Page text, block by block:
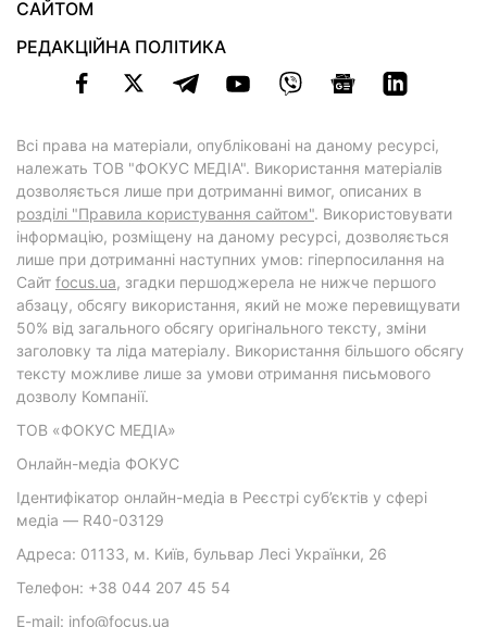
САЙТОМ
РЕДАКЦІЙНА ПОЛІТИКА
Всі права на матеріали, опубліковані на даному ресурсі,
належать ТОВ "ФОКУС МЕДІА". Використання матеріалів
дозволяється лише при дотриманні вимог, описаних в
розділі "Правила користування сайтом". Використовувати
інформацію, розміщену на даному ресурсі, дозволяється
лише при дотриманні наступних умов: гіперпосилання на
Cайт focus.ua, згадки першоджерела не нижче першого
абзацу, обсягу використання, який не може перевищувати
50% від загального обсягу оригінального тексту, зміни
заголовку та ліда матеріалу. Використання більшого обсягу
тексту можливе лише за умови отримання письмового
дозволу Компанії.
ТОВ «ФОКУС МЕДІА»
Онлайн-медіа ФОКУС
Ідентифікатор онлайн-медіа в Реєстрі суб’єктів у сфері
медіа — R40-03129
Адреса: 01133, м. Київ, бульвар Лесі Українки, 26
Телефон: +38 044 207 45 54
E-mail: info@focus.ua